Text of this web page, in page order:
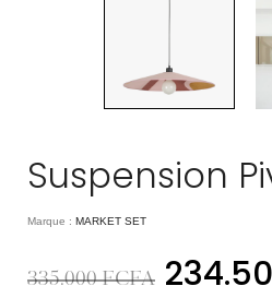
Suspension
Marque : MARKET SET
335.000FCFA